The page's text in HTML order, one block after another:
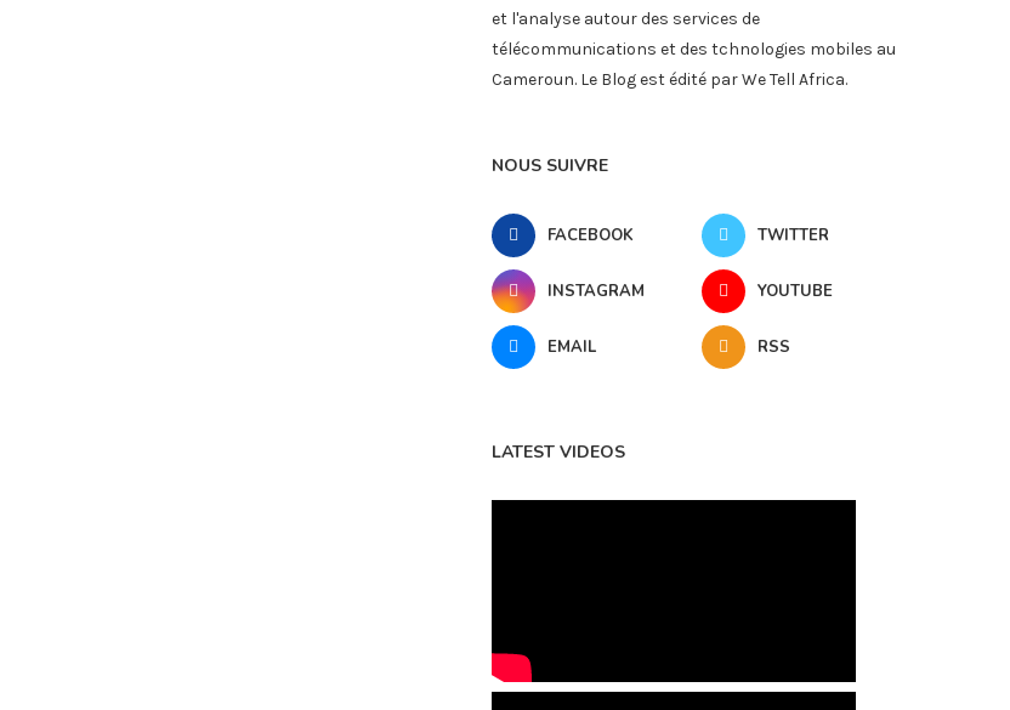
et l'analyse autour des services de
télécommunications et des tchnologies mobiles au
Cameroun. Le Blog est édité par We Tell Africa.
NOUS SUIVRE
FACEBOOK TWITTER
INSTAGRAM YOUTUBE
EMAIL RSS
LATEST VIDEOS